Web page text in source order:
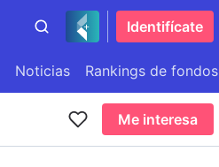
Identifícate
Noticias Rankings de fondos
Me interesa